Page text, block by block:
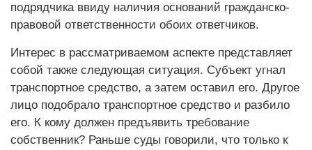
подрядчика ввиду наличия оснований гражданско-
правовой ответственности обоих ответчиков.
Интерес в рассматриваемом аспекте представляет
собой также следующая ситуация. Субъект угнал
транспортное средство, а затем оставил его. Другое
лицо подобрало транспортное средство и разбило
его. К кому должен предъявить требование
собственник? Раньше суды говорили, что только к